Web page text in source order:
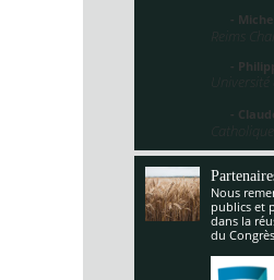
-
Reims
-
-
Nous
publics et
dans la
du